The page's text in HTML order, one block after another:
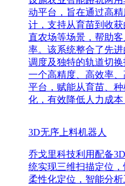
动平台，旨在通过高
计，支持从育苗到收
直农场等场景，帮助
率。该系统整合了先
调度及独特的轨道切
一个高精度、高效率
平台，赋能从育苗、
化，有效降低人力成本
3D无序上料机器人
乔戈里科技利用配备
统实现三维扫描定位
柔性化定位，智能分